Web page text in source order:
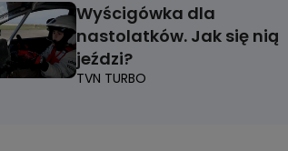
Wyścigówka dla
nastolatków. Jak się nią
jeździ?
TVN TURBO